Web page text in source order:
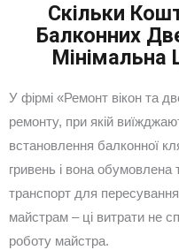
Скільки
Балконних
Мінімальна
У фірмі «Ремонт вікон та
ремонту, при якій
встановлення балконної
гривень і вона
транспорт для
майстрам – ці витрати не
роботу майстра.